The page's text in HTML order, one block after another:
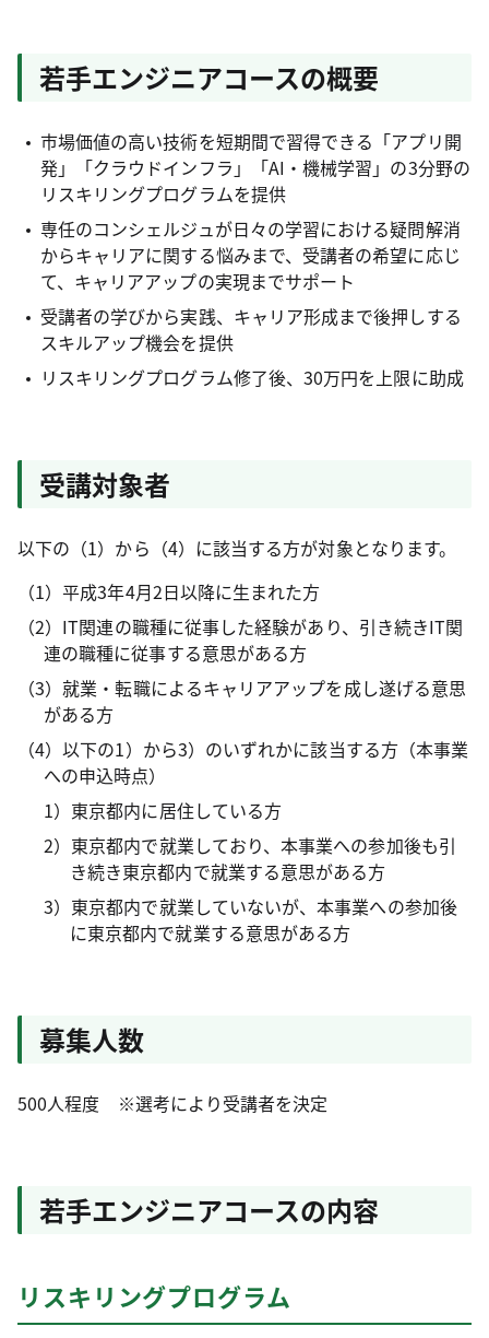
若手エンジニアコースの概要
市場価値の高い技術を短期間で習得できる「アプリ開
発」「クラウドインフラ」「AI・機械学習」の3分野の
リスキリングプログラムを提供
専任のコンシェルジュが日々の学習における疑問解消
からキャリアに関する悩みまで、受講者の希望に応じ
て、キャリアアップの実現までサポート
受講者の学びから実践、キャリア形成まで後押しする
スキルアップ機会を提供
リスキリングプログラム修了後、30万円を上限に助成
受講対象者
以下の（1）から（4）に該当する方が対象となります。
（1）平成3年4月2日以降に生まれた方
（2）IT関連の職種に従事した経験があり、引き続きIT関
連の職種に従事する意思がある方
（3）就業・転職によるキャリアアップを成し遂げる意思
がある方
（4）以下の1）から3）のいずれかに該当する方（本事業
への申込時点）
1）東京都内に居住している方
2）東京都内で就業しており、本事業への参加後も引
き続き東京都内で就業する意思がある方
3）東京都内で就業していないが、本事業への参加後
に東京都内で就業する意思がある方
募集人数
500人程度 ※選考により受講者を決定
若手エンジニアコースの内容
リスキリングプログラム